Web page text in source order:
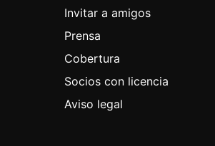
Invitar a amigos
Prensa
Cobertura
Socios con licencia
Aviso legal